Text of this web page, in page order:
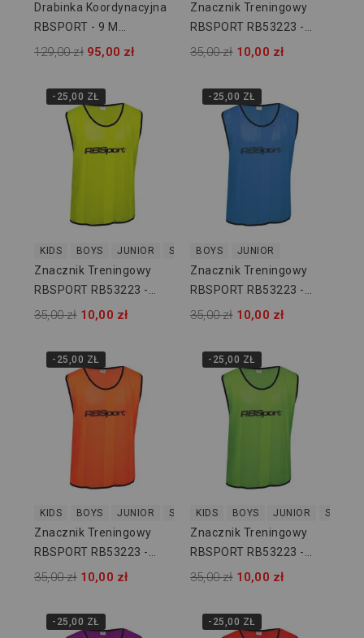
Drabinka Koordynacyjna
RBSPORT - 9 M
RB54410-9
129,00 zł 95,00 zł
Znacznik Treningowy
RBSPORT RB53223 -
Biały
35,00 zł 10,00 zł
-25,00 ZŁ
KIDS BOYS JUNIOR SENIOR
Znacznik Treningowy
RBSPORT RB53223 -
Żółty
35,00 zł 10,00 zł
-25,00 ZŁ
BOYS JUNIOR
Znacznik Treningowy
RBSPORT RB53223 -
Błękitny
35,00 zł 10,00 zł
-25,00 ZŁ
KIDS BOYS JUNIOR SENIOR
Znacznik Treningowy
RBSPORT RB53223 -
Pomarańczowy
35,00 zł 10,00 zł
-25,00 ZŁ
KIDS BOYS JUNIOR SENIOR
Znacznik Treningowy
RBSPORT RB53223 -
Zielony
35,00 zł 10,00 zł
-25,00 ZŁ -25,00 ZŁ